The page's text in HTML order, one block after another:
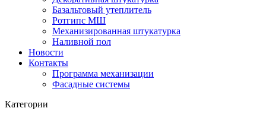
Базальтовый утеплитель
Ротгипс МШ
Механизированная штукатурка
Наливной пол
Новости
Контакты
Программа механизации
Фасадные системы
Категории